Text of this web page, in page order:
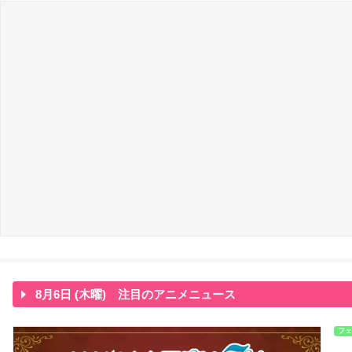
8月6日 (木曜) 注目のアニメニュース
フ